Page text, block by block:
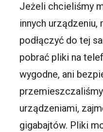
Jeżeli chcieliśmy
innych urządzeniu,
podłączyć do tej
pobrać pliki na
wygodne, ani
urządzeniami,
gigabajtów. Pliki